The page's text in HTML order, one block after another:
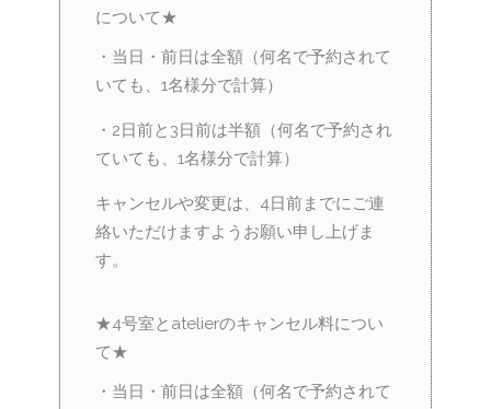
について★
・当日・前日は全額（何名で予約されて
いても、1名様分で計算）
・2日前と3日前は半額（何名で予約され
ていても、1名様分で計算）
キャンセルや変更は、4日前までにご連
絡いただけますようお願い申し上げま
す。
★4号室とatelierのキャンセル料につい
て★
・当日・前日は全額（何名で予約されて